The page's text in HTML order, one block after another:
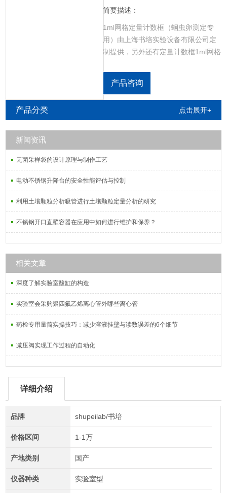
简要描述：
1ml网格定量计数框（蛔虫卵测定专
用）由上海书培实验设备有限公司定
制提供，另外还有定量计数框1ml网格
口直壁容器、开口直壁量筒、螺口尖
底离心管、离心机、一次性巴氏滴
管、漩涡混匀器、显微镜、定量计数
产品咨询
产品分类 点击展开+
新闻资讯
无菌采样袋的设计原理与制作工艺
电动不锈钢升降台的安全性能评估与控制
利用土壤颗粒分析吸管进行土壤颗粒定量分析的研究
不锈钢开口直壁容器在应用中如何进行维护和保养？
相关文章
深度了解实验室酸缸的构造
实验室会采购聚四氟乙烯离心管外哪些离心管
药检专用量筒实操技巧：减少溶液挂壁与读数误差的6个细节
减压阀实现工作过程的自动化
详细介绍
品牌 shupeilab/书培
价格区间 1-1万
产地类别 国产
仪器种类 实验室型